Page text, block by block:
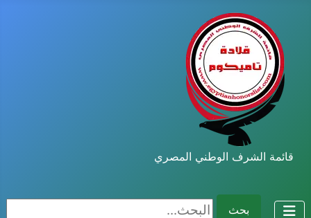
قائمة الشرف الوطني المصري
بحث البحث...